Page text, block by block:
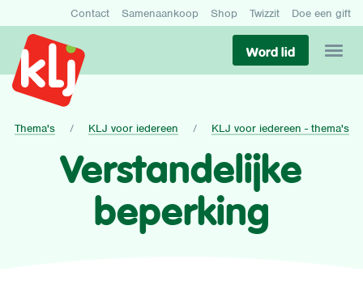
Contact Samenaankoop Shop Twizzit Doe een gift
Word lid
Thema's KLJ voor iedereen KLJ voor iedereen - thema's
Verstandelijke
beperking